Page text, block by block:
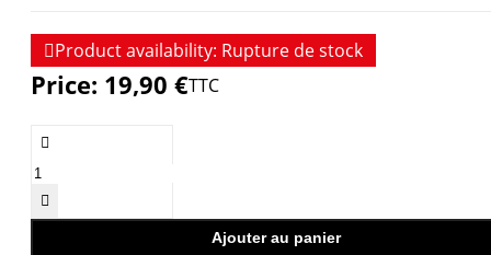
Price: 19,90 €TTC


Ajouter au panier
Product availability: Rupture de stock